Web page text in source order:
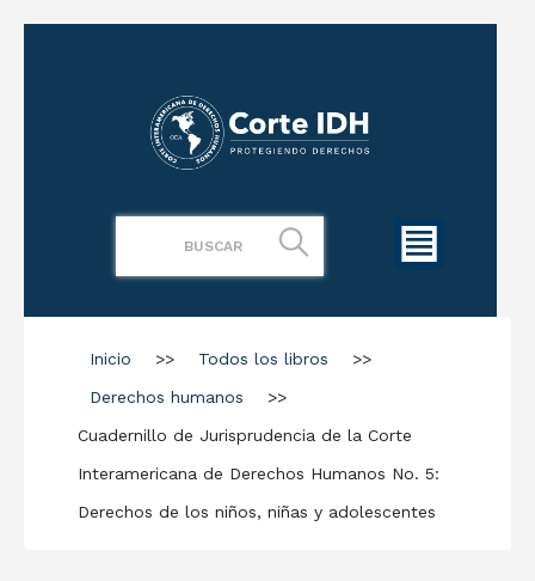
Inicio >> Todos los libros
>>
Derechos humanos
>>
Cuadernillo de Jurisprudencia de la Corte
Interamericana de Derechos Humanos No. 5:
Derechos de los niños, niñas y adolescentes